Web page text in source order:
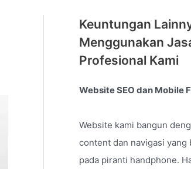
Keuntungan
Menggunakan
Profesional Kami
Website SEO dan Mobile
Website kami bangun
content dan navigasi yang
pada piranti handphone.